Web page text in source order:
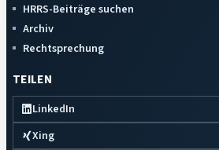
HRRS-Beiträge suchen
Archiv
Rechtsprechung
TEILEN
LinkedIn
Xing